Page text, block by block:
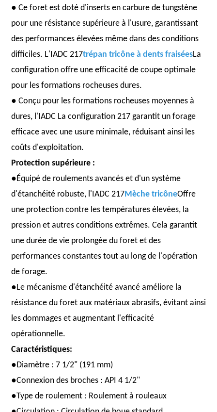
● Ce foret est doté d'inserts en carbure de tungstène
pour une résistance supérieure à l'usure, garantissant
des performances élevées même dans des conditions
difficiles. L'IADC 217trépan tricône à dents fraiséesLa
configuration offre une efficacité de coupe optimale
pour les formations rocheuses dures.
● Conçu pour les formations rocheuses moyennes à
dures, l'IADC La configuration 217 garantit un forage
efficace avec une usure minimale, réduisant ainsi les
coûts d'exploitation.
Protection supérieure :
●Équipé de roulements avancés et d'un système
d'étanchéité robuste, l'IADC 217Mèche tricôneOffre
une protection contre les températures élevées, la
pression et autres conditions extrêmes. Cela garantit
une durée de vie prolongée du foret et des
performances constantes tout au long de l'opération
de forage.
●Le mécanisme d'étanchéité avancé améliore la
résistance du foret aux matériaux abrasifs, évitant ainsi
les dommages et augmentant l'efficacité
opérationnelle.
Caractéristiques:
●Diamètre : 7 1/2" (191 mm)
●Connexion des broches : API 4 1/2"
●Type de roulement : Roulement à rouleaux